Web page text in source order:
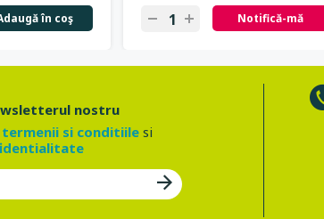
în coş Notifică-mă
nostru
termenii si conditiilesi